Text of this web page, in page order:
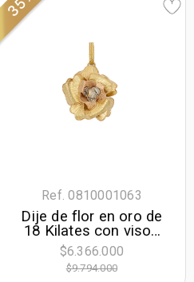
Ref. 0810001063
Dije de flor en oro de
18 Kilates con visos
satinado
$6.366.000
$9.794.000